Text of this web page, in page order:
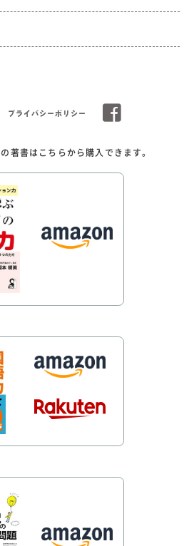
プライバシーポリシー
書はこちらから購入できます。